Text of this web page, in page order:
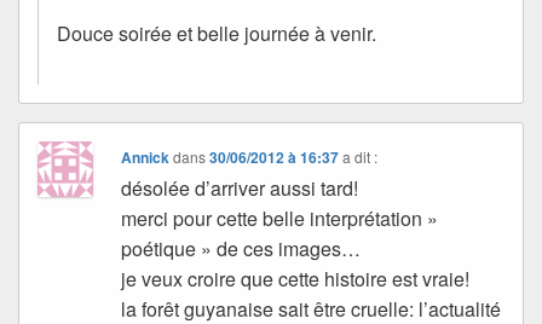
Douce soirée et belle journée à venir.
Annickdans30/06/2012 à 16:37 a dit :
désolée d’arriver aussi tard!
merci pour cette belle interprétation »
poétique » de ces images…
je veux croire que cette histoire est vraie!
la forêt guyanaise sait être cruelle: l’actualité